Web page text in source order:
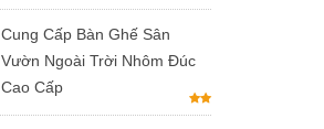
Cung Cấp Bàn Ghế Sân
Vườn Ngoài Trời Nhôm Đúc
Cao Cấp